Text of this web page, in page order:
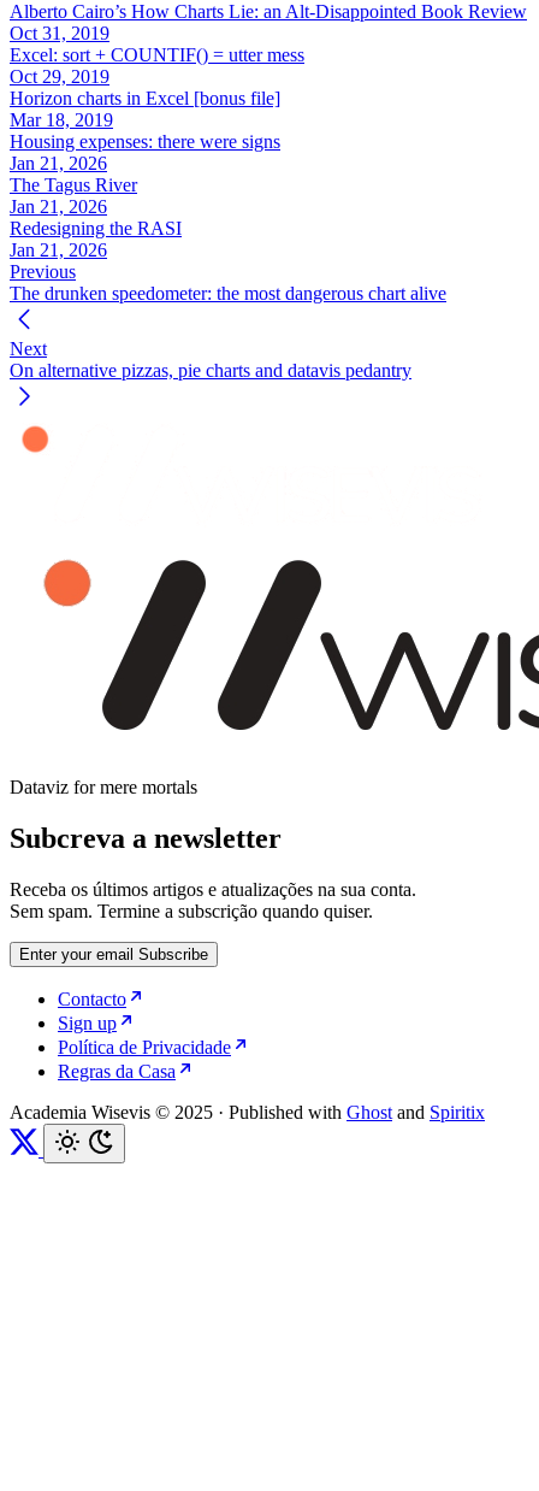
Alberto Cairo’s How Charts Lie: an Alt-Disappointed Book Review
Oct 31, 2019
Excel: sort + COUNTIF() = utter mess
Oct 29, 2019
Horizon charts in Excel [bonus file]
Mar 18, 2019
Housing expenses: there were signs
Jan 21, 2026
The Tagus River
Jan 21, 2026
Redesigning the RASI
Jan 21, 2026
Previous
The drunken speedometer: the most dangerous chart alive
Next
On alternative pizzas, pie charts and datavis pedantry
Dataviz for mere mortals
Subcreva a newsletter
Receba os últimos artigos e atualizações na sua conta.
Sem spam. Termine a subscrição quando quiser.
Enter your email Subscribe
Contacto
Sign up
Política de Privacidade
Regras da Casa
Academia Wisevis © 2025 · Published with Ghost and Spiritix